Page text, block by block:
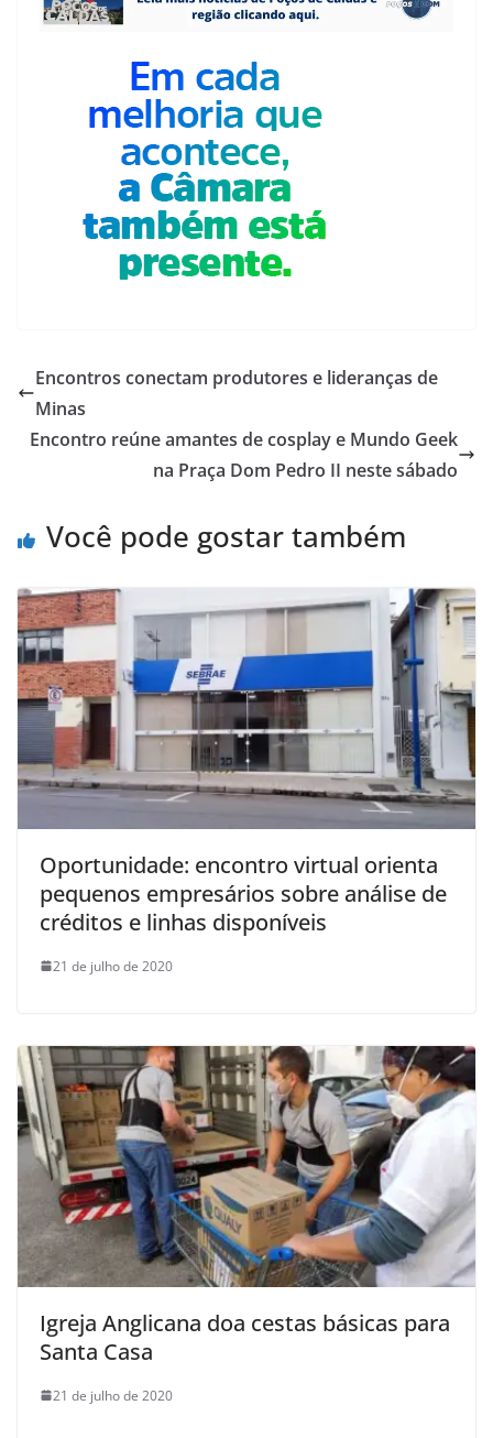
Encontros conectam produtores e lideranças de
Minas
Encontro reúne amantes de cosplay e Mundo Geek
na Praça Dom Pedro II neste sábado
Você pode gostar também
Oportunidade: encontro virtual orienta
pequenos empresários sobre análise de
créditos e linhas disponíveis
21 de julho de 2020
Igreja Anglicana doa cestas básicas para
Santa Casa
21 de julho de 2020